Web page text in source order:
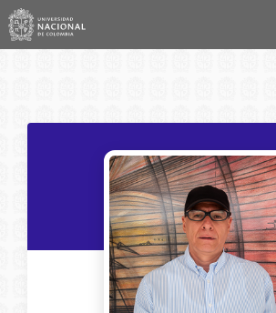
Saltar
contenido